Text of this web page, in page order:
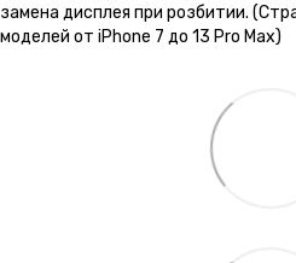
замена дисплея при розбитии.
моделей от iPhone 7 до 13 Pro Max)